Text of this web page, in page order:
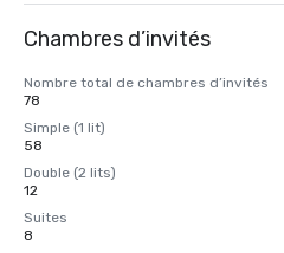
Chambres d’invités
Nombre total de chambres d’invités
78
Simple (1 lit)
58
Double (2 lits)
12
Suites
8